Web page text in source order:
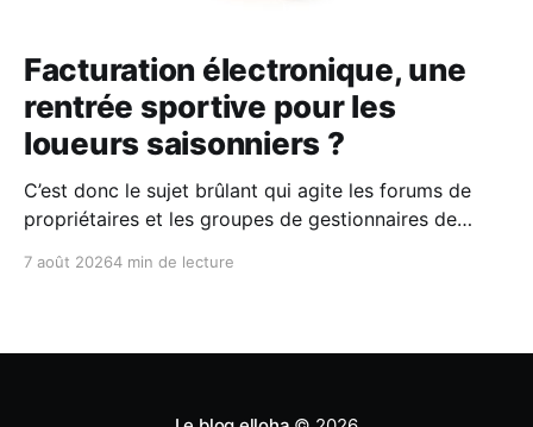
Facturation électronique, une
rentrée sportive pour les
loueurs saisonniers ?
C’est donc le sujet brûlant qui agite les forums de
propriétaires et les groupes de gestionnaires de
obligatoire débarque le 1er septembre 2026 et les
DGFIP, à quelques semaines du
7 août 20264 min de lecture